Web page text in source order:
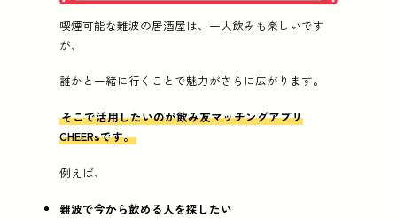
喫煙可能な難波の居酒屋は、一人飲みも楽しいです
が、
誰かと一緒に行くことで魅力がさらに広がります。
そこで活用したいのが飲み友マッチングアプリ
CHEERsです。
例えば、
難波で今から飲める人を探したい